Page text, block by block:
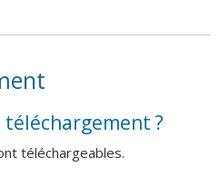
?
téléchargeables.